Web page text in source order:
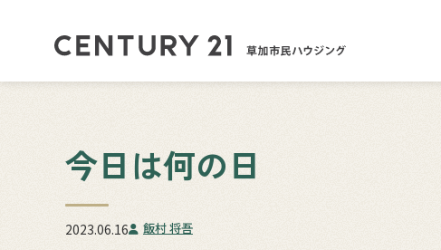
今日は何の日
2023.06.16 飯村 将吾